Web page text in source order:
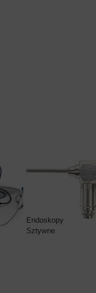
Endoskopy
Sztywne